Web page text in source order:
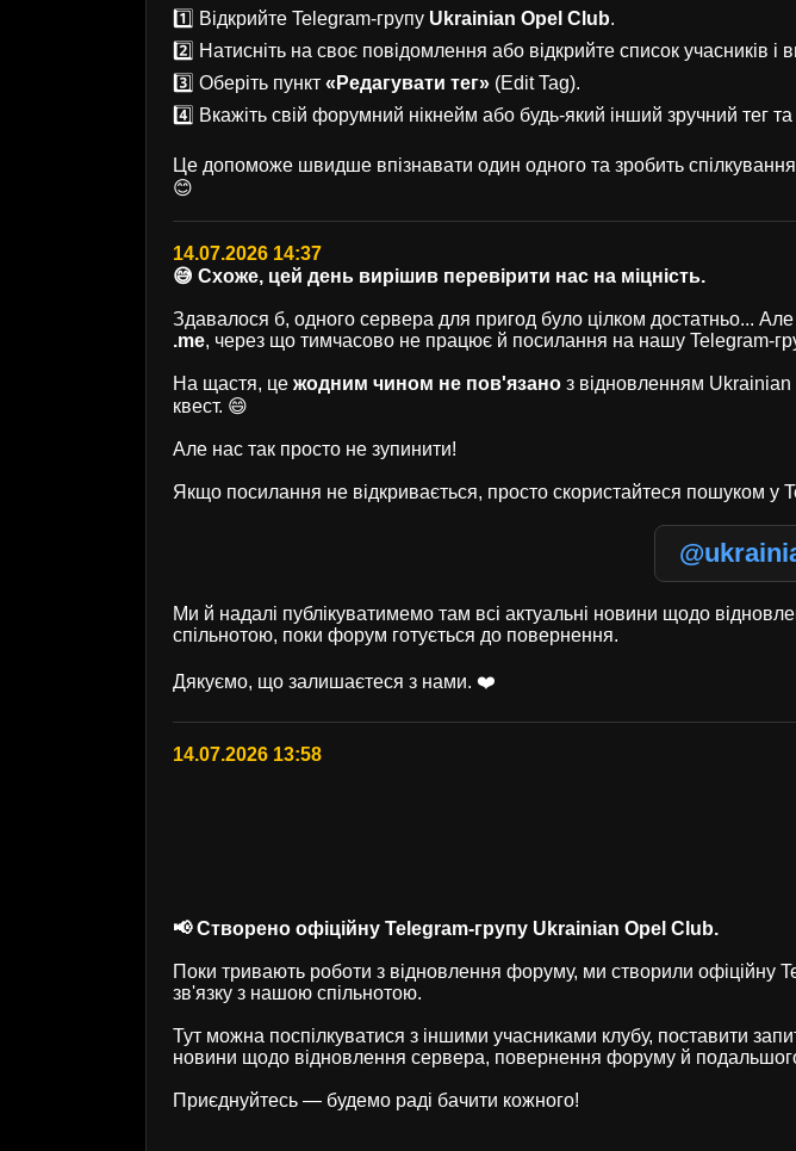
1️⃣ Відкрийте Telegram-групу Ukrainian Opel Club.
2️⃣ Натисніть на своє повідомлення або відкрийте список учасників і
3️⃣ Оберіть пункт «Редагувати тег» (Edit Tag).
4️⃣ Вкажіть свій форумний нікнейм або будь-який інший зручний тег та
Це допоможе швидше впізнавати один одного та зробить
😊
14.07.2026 14:37
😅 Схоже, цей день вирішив перевірити нас на міцність.
Здавалося б, одного сервера для пригод було цілком достатньо...
.me, через що тимчасово не працює й посилання на нашу Telegram-
На щастя, це жодним чином не пов'язано з відновленням
квест. 😄
Але нас так просто не зупинити!
Якщо посилання не відкривається, просто скористайтеся пошуком у
Ми й надалі публікуватимемо там всі актуальні новини щодо
спільнотою, поки форум готується до повернення.
Дякуємо, що залишаєтеся з нами. ❤️
14.07.2026 13:58
📢 Створено офіційну Telegram-групу Ukrainian Opel Club.
Поки тривають роботи з відновлення форуму, ми створили офіційну
зв'язку з нашою спільнотою.
Тут можна поспілкуватися з іншими учасниками клубу, поставити
новини щодо відновлення сервера, повернення форуму й
Приєднуйтесь — будемо раді бачити кожного!